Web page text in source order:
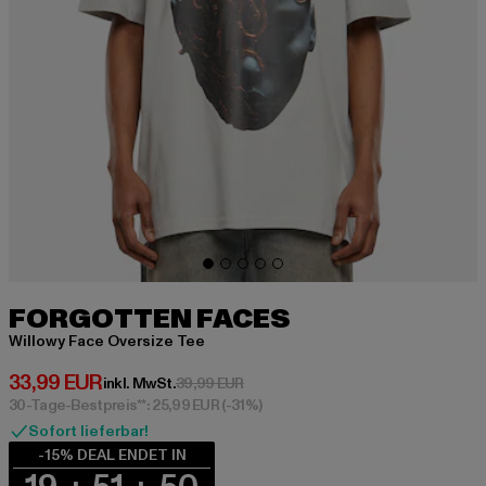
FORGOTTEN FACES
Willowy Face Oversize Tee
33,99 EUR
Derzeitiger Preis: 33,99 EUR
inkl. MwSt.39,99 EURAktionspreis: 39,99 EUR
30-Tage-Bestpreis**: 25,99 EUR(-31%)
Sofort lieferbar!
-15% DEAL ENDET IN